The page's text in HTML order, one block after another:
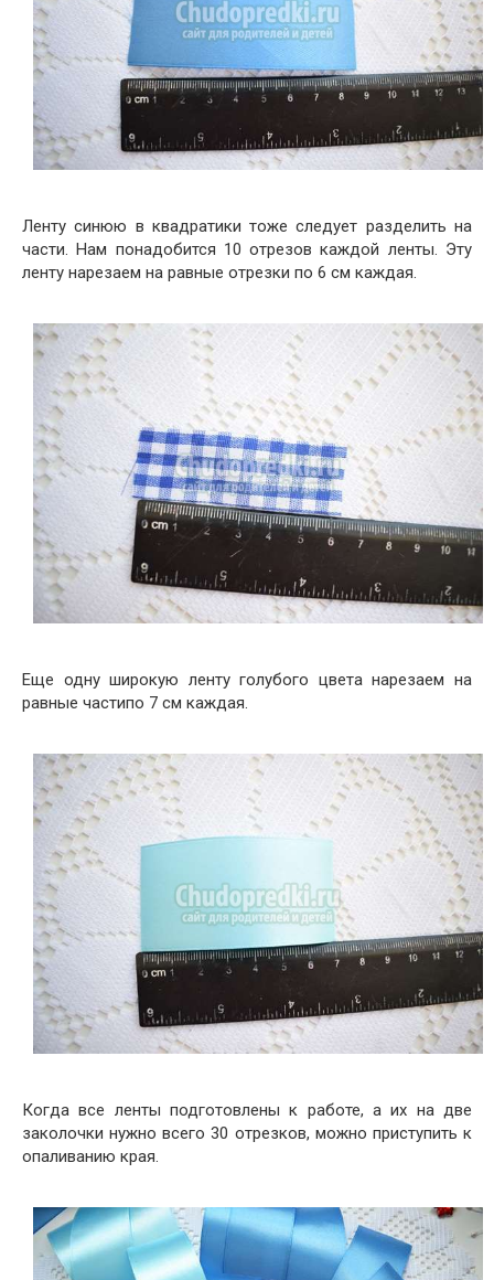
Ленту синюю в квадратики тоже следует разделить на
части. Нам понадобится 10 отрезов каждой ленты. Эту
ленту нарезаем на равные отрезки по 6 см каждая.
Еще одну широкую ленту голубого цвета нарезаем на
равные частипо 7 см каждая.
Когда все ленты подготовлены к работе, а их на две
заколочки нужно всего 30 отрезков, можно приступить к
опаливанию края.